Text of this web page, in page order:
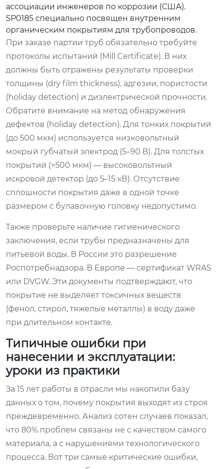
ассоциации инженеров по коррозии (США).
SP0185 специально посвящен внутренним
органическим покрытиям для трубопроводов.
При заказе партии труб обязательно требуйте
протоколы испытаний (Mill Certificate). В них
должны быть отражены результаты проверки
толщины (dry film thickness), адгезии, пористости
(holiday detection) и диэлектрической прочности.
Обратите внимание на метод обнаружения
дефектов (holiday detection). Для тонких покрытий
(до 500 мкм) используется низковольтный
мокрый губчатый электрод (5–90 В). Для толстых
покрытий (>500 мкм) — высоковольтный
искровой детектор (до 5–15 кВ). Отсутствие
сплошности покрытия даже в одной точке
размером с булавочную головку недопустимо.
Также проверьте наличие гигиенического
заключения, если трубы предназначены для
питьевой воды. В России это разрешение
Роспотребнадзора. В Европе — сертификат WRAS
или DVGW. Эти документы подтверждают, что
покрытие не выделяет токсичных веществ
(фенол, стирол, тяжелые металлы) в воду даже
при длительном контакте.
Типичные ошибки при
нанесении и эксплуатации:
уроки из практики
За 15 лет работы в отрасли мы накопили базу
данных о том, почему покрытия выходят из строя
преждевременно. Анализ сотен случаев показал,
что 80% проблем связаны не с качеством самого
материала, а с нарушениями технологического
процесса. Вот три самые критические ошибки,